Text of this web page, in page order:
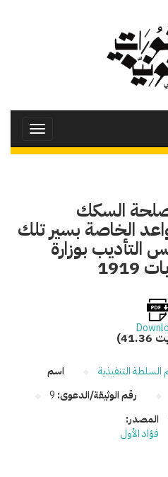
Toggle
السكك
الخاصة بسير تلك
بوزارة
السلطة التنفيذية
رقم الوثيقة/الدعوى: 9
اسم
المصدر:
فؤاد الأول